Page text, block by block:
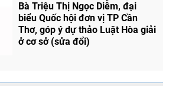
Bà Triệu Thị Ngọc Diễm, đại
biểu Quốc hội đơn vị TP Cần
Thơ, góp ý dự thảo Luật Hòa giải
ở cơ sở (sửa đổi)